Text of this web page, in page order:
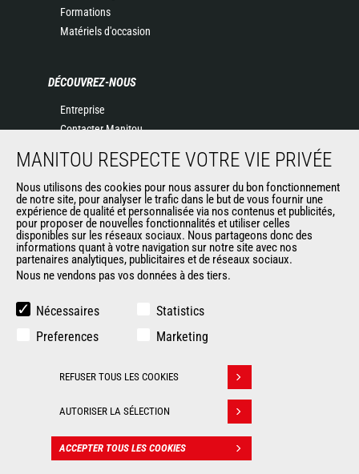
Formations
Matériels d'occasion
DÉCOUVREZ-NOUS
Entreprise
Contacter Manitou
Politique de protection des données
Evénements
Actualités
Historique
AUTRES SITES DU GROUPE
Manitou Group
Used Manitou Machines
Gehl
© 2026
Manitou.com
Informations
légales
Politique de protection
des données
CONTACT
MANITOU RESPECTE VOTRE VIE PRIVÉE
Nous utilisons des cookies pour nous assurer du bon fonctionnement
de notre site, pour analyser le trafic dans le but de vous fournir une
expérience de qualité et personnalisée via nos contenus et publicités,
pour proposer de nouvelles fonctionnalités et utiliser celles
disponibles sur les réseaux sociaux. Nous partageons donc des
informations quant à votre navigation sur notre site avec nos
partenaires analytiques, publicitaires et de réseaux sociaux.
Nous ne vendons pas vos données à des tiers.
Nécessaires
Statistics
Preferences
Marketing
REFUSER TOUS LES COOKIES
AUTORISER LA SÉLECTION
ACCEPTER TOUS LES COOKIES